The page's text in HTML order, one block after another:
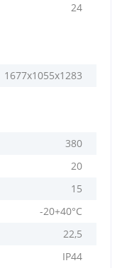
24
1677х1055х1283
380
20
15
-20+40°С
22,5
IP44